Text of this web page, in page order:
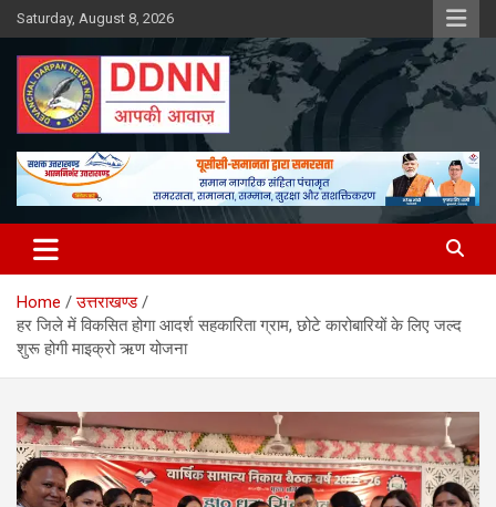
Skip
to
content
Saturday, August 8, 2026
DDNN
Home
उत्तराखण्ड
हर जिले में विकसित होगा आदर्श सहकारिता ग्राम, छोटे कारोबारियों के लिए जल्द
शुरू होगी माइक्रो ऋण योजना